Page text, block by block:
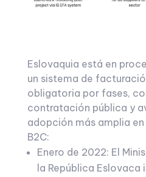
Eslovaquia está en
un sistema de
obligatoria por fases,
contratación pública y
adopción más amplia
B2C:
Enero de 2022: El
la República